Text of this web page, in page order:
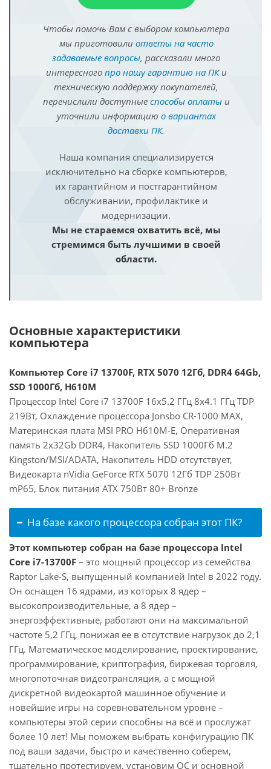
Чтобы помочь Вам с выбором компьютера
мы приготовили ответы на часто
задаваемые вопросы, рассказали много
интересного про нашу гарантию на ПКи
техническую поддержку покупателей,
перечислили доступные способы оплатыи
уточнили информацию о вариантах
доставки ПК.
Наша компания специализируется
исключительно на сборке компьютеров,
их гарантийном и постгарантийном
обслуживании, профилактике и
модернизации.
Мы не стараемся охватить всё, мы
стремимся быть лучшими в своей
области.
Основные характеристики
компьютера
Компьютер Core i7 13700F, RTX 5070 12Гб, DDR4 64Gb,
SSD 1000Гб, H610M
Процессор Intel Core i7 13700F 16x5.2 ГГц 8x4.1 ГГц TDP
219Вт, Охлаждение процессора Jonsbo CR-1000 MAX,
Материнская плата MSI PRO H610M-E, Оперативная
память 2x32Gb DDR4, Накопитель SSD 1000Гб M.2
Kingston/MSI/ADATA, Накопитель HDD отсутствует,
Видеокарта nVidia GeForce RTX 5070 12Гб TDP 250Вт
mP65, Блок питания ATX 750Вт 80+ Bronze
На базе какого процессора собран этот ПК?
Этот компьютер собран на базе процессора Intel
Core i7-13700F – это мощный процессор из семейства
Raptor Lake-S, выпущенный компанией Intel в 2022 году.
Он оснащен 16 ядрами, из которых 8 ядер –
высокопроизводительные, а 8 ядер –
энергоэффективные, работают они на максимальной
частоте 5,2 ГГц, понижая ее в отсутствие нагрузок до 2,1
ГГц. Математическое моделирование, проектирование,
программирование, криптография, биржевая торговля,
многопоточная видеотрансляция, а с мощной
дискретной видеокартой машинное обучение и
новейшие игры на соревновательном уровне –
компьютеры этой серии способны на всё и прослужат
более 10 лет! Мы поможем выбрать конфигурацию ПК
под ваши задачи, быстро и качественно соберем,
тщательно протестируем, установим ОС и основной